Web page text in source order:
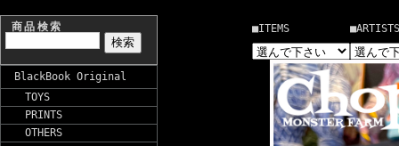
商品検索
BlackBook Original
TOYS
PRINTS
OTHERS
■ITEMS ■ARTISTS